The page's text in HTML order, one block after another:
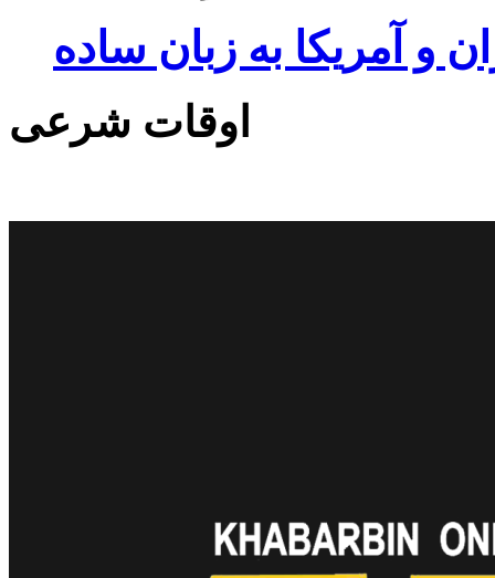
و آمریکا به زبان ساده
اوقات شرعی